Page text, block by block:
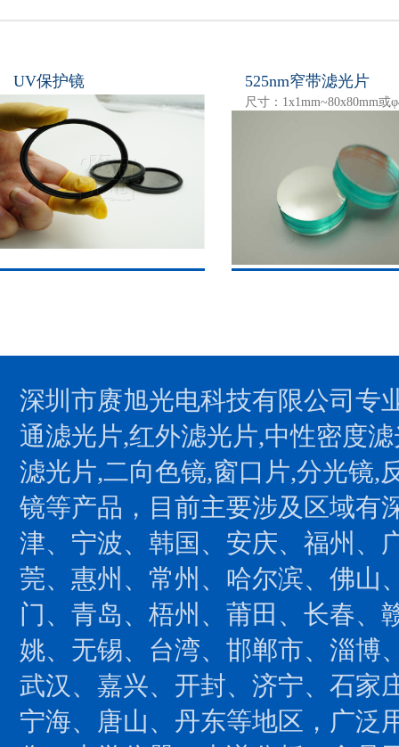
UV保护镜 525nm窄带滤光片
深圳市赓旭光电科技有限公司专
通滤光片,红外滤光片,中性密度
滤光片,二向色镜,窗口片,分光镜,
镜等产品，目前主要涉及区域有
津、宁波、韩国、安庆、福州、
莞、惠州、常州、哈尔滨、佛山
门、青岛、梧州、莆田、长春、
姚、无锡、台湾、邯郸市、淄博
武汉、嘉兴、开封、济宁、石家
宁海、唐山、丹东等地区，广泛